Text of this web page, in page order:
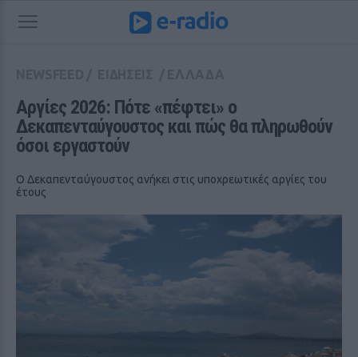
Αργίες 2026: Πότε «πέφτει» ο
Δεκαπενταύγουστος και πώς θα πληρωθούν
όσοι εργαστούν
Ο Δεκαπενταύγουστος ανήκει στις υποχρεωτικές αργίες του
έτους